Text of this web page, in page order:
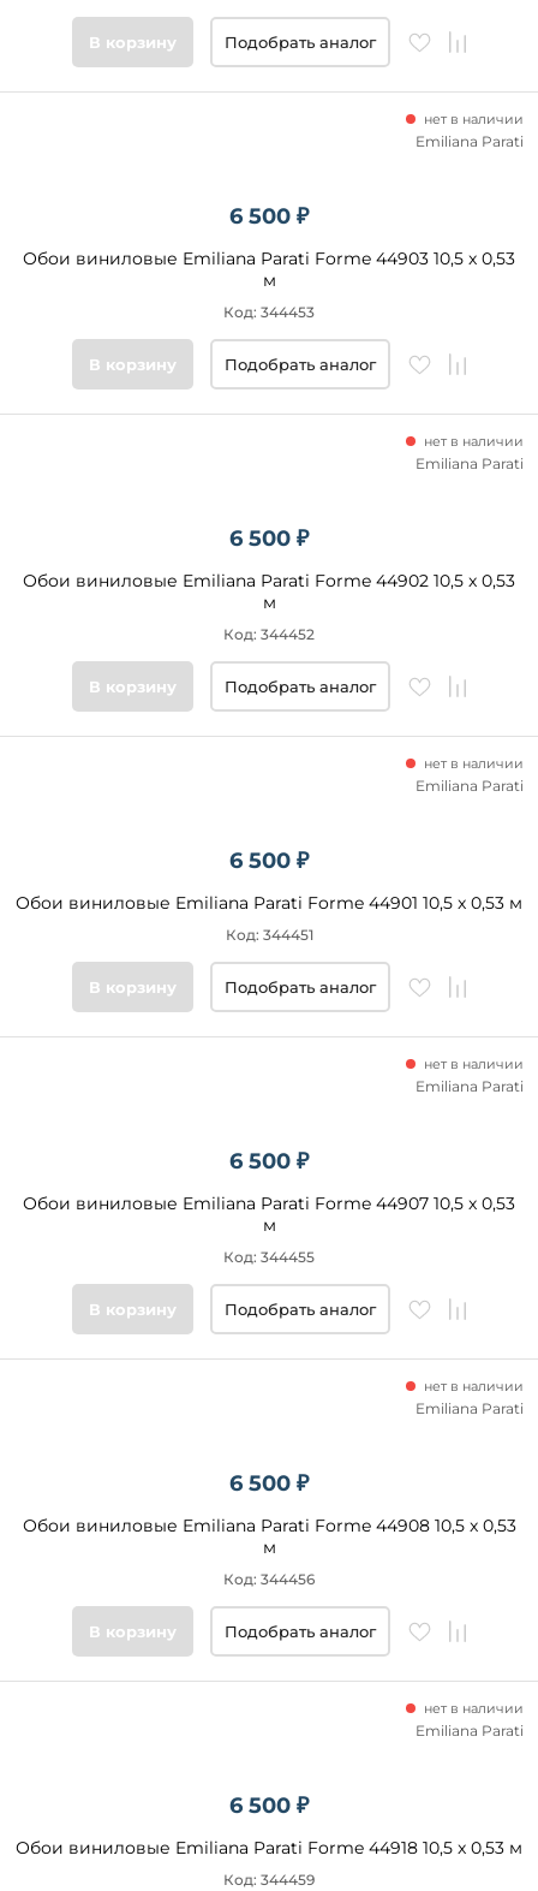
В корзину Подобрать аналог
6 500 ₽
Обои виниловые Emiliana Parati Forme 44903 10,5 x 0,53
м
нет в наличии
Код: 344453
Emiliana Parati
В корзину Подобрать аналог
6 500 ₽
Обои виниловые Emiliana Parati Forme 44902 10,5 x 0,53
м
нет в наличии
Код: 344452
Emiliana Parati
В корзину Подобрать аналог
6 500 ₽
Обои виниловые Emiliana Parati Forme 44901 10,5 x 0,53 м
нет в наличии
Код: 344451
Emiliana Parati
В корзину Подобрать аналог
6 500 ₽
Обои виниловые Emiliana Parati Forme 44907 10,5 x 0,53
м
нет в наличии
Код: 344455
Emiliana Parati
В корзину Подобрать аналог
6 500 ₽
Обои виниловые Emiliana Parati Forme 44908 10,5 x 0,53
м
нет в наличии
Код: 344456
Emiliana Parati
В корзину Подобрать аналог
6 500 ₽
Обои виниловые Emiliana Parati Forme 44918 10,5 x 0,53 м
нет в наличии
Код: 344459
Emiliana Parati